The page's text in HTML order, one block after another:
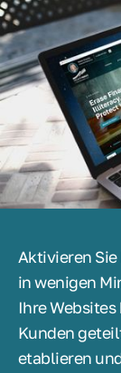
Aktivieren
in wenigen
Ihre
Kunden
etablieren